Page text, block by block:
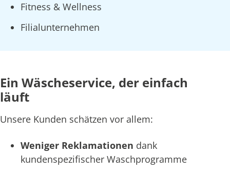
Fitness & Wellness
Filialunternehmen
Ein Wäscheservice, der einfach
läuft
Unsere Kunden schätzen vor allem:
Weniger Reklamationen dank
kundenspezifischer Waschprogramme